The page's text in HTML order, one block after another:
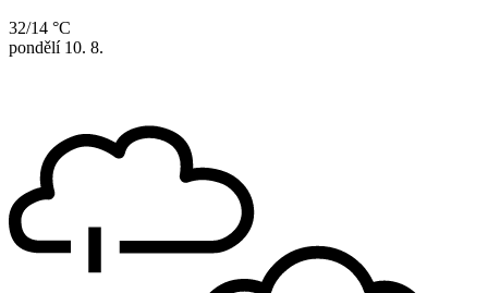
32/14 °C
pondělí 10. 8.